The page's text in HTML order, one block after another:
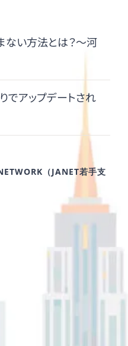
ない方法とは？～河
でアップデートされ
（JANET若手支